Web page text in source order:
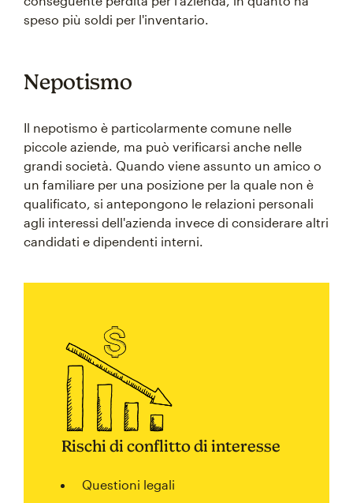
speso più soldi per l'inventario.
Nepotismo
Il nepotismo è particolarmente comune nelle
piccole aziende, ma può verificarsi anche nelle
grandi società. Quando viene assunto un amico o
un familiare per una posizione per la quale non è
qualificato, si antepongono le relazioni personali
agli interessi dell'azienda invece di considerare altri
candidati e dipendenti interni.
Rischi di conflitto di interesse
Questioni legali